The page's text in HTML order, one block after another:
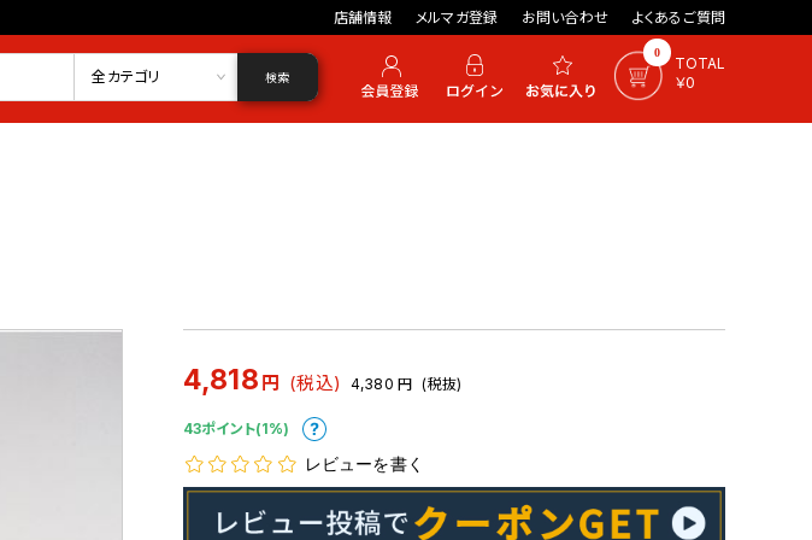
店舗情報 メルマガ登録 お問い合わせ よくあるご質問
0
TOTAL
￥0
全カテゴリ 検索
4,818 円 (税込) 4,380 円 (税抜)
43ポイント(1%)
レビューを書く